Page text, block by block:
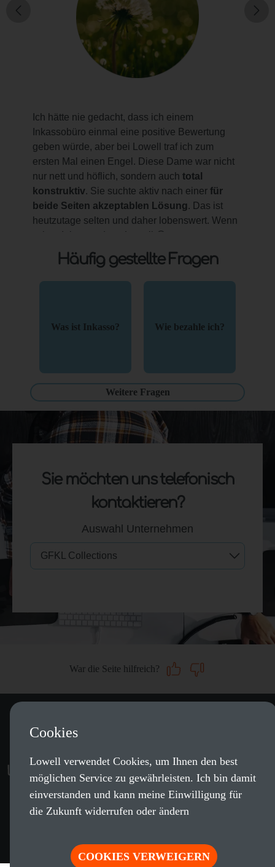
Ich hätte nie gedacht, dass ich einem
Inkassobüro einmal eine positive Bewertung
geben würde, aber bei Lowell traf ich zum
ersten Mal einen Engel. Diese Dame war nicht
nur nett und höflich, sondern auch total
konstruktiv. Sie suchte aktiv nach einer für
beide Seiten akzeptablen Lösung. Das ist
heutzutage selten und daher lobenswert. Wenn
schon Inkasso, dann Lowell 😉
M. aus Berlin
Häufig gestellte Fragen
Was ist Inkasso? Wie bezahle ich?
Weitere Fragen
Sie möchten uns telefonisch
kontaktieren?
Auswahl Unternehmen
GFKL Collections
War die Seite hilfreich?
Kontakt | Impressum |
Erklärung zur Barrierefreiheit
Sie finden uns auch auf
© 2026 Lowell Financial Services GmbH. Alle Rechte vorbehalten.
Cookies
Lowell verwendet Cookies, um Ihnen den best
möglichen Service zu gewährleisten. Ich bin damit
einverstanden und kann meine Einwilligung für
die Zukunft widerrufen oder ändern
COOKIES VERWEIGERN